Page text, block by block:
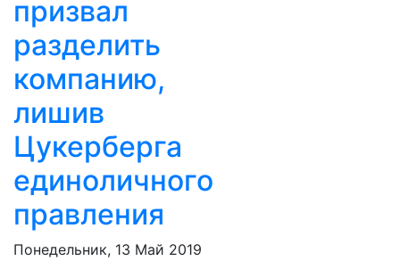
призвал
разделить
компанию,
лишив
Цукерберга
единоличного
правления
Понедельник, 13 Май 2019